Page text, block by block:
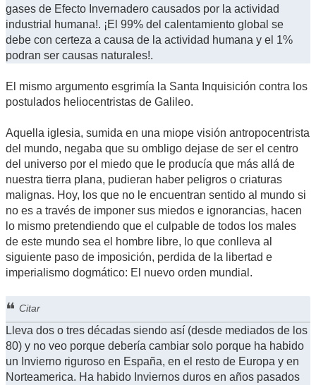
gases de Efecto Invernadero causados por la actividad
industrial humana!. ¡El 99% del calentamiento global se
debe con certeza a causa de la actividad humana y el 1%
podran ser causas naturales!.
El mismo argumento esgrimía la Santa Inquisición contra los
postulados heliocentristas de Galileo.
Aquella iglesia, sumida en una miope visión antropocentrista
del mundo, negaba que su ombligo dejase de ser el centro
del universo por el miedo que le producía que más allá de
nuestra tierra plana, pudieran haber peligros o criaturas
malignas. Hoy, los que no le encuentran sentido al mundo si
no es a través de imponer sus miedos e ignorancias, hacen
lo mismo pretendiendo que el culpable de todos los males
de este mundo sea el hombre libre, lo que conlleva al
siguiente paso de imposición, perdida de la libertad e
imperialismo dogmático: El nuevo orden mundial.
Citar
Lleva dos o tres décadas siendo así (desde mediados de los
80) y no veo porque debería cambiar solo porque ha habido
un Invierno riguroso en España, en el resto de Europa y en
Norteamerica. Ha habido Inviernos duros en años pasados